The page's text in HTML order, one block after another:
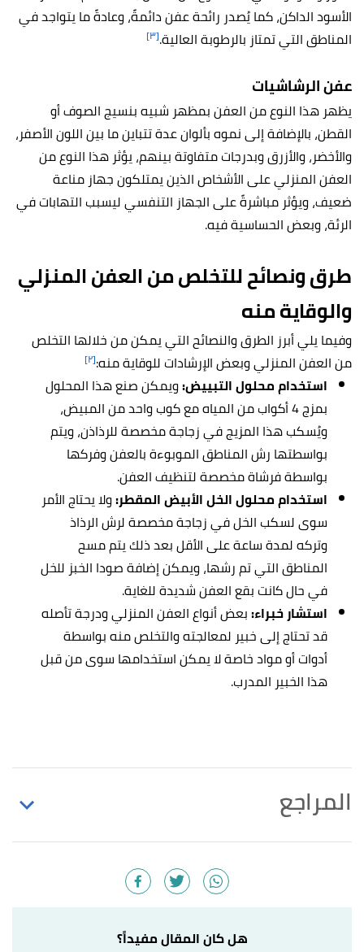
الأسود الداكن، كما يُصدر رائحة عفن دائمةً، وعادةً ما يتواجد في
المناطق التي تمتاز بالرطوبة العالية.[٣]
عفن الرشاشيات
يظهر هذا النوع من العفن بمظهر شبيه بنسيج الصوف أو
القطن، بالإضافة إلى نموه بألوان عدة تتباين ما بين اللون الأصفر،
والأخضر، والأزرق وبدرجات متفاوتة بينهم، يؤثر هذا النوع من
العفن المنزلي على الأشخاص الذين يمتلكون جهاز مناعة
ضعيف، ويؤثر مباشرةً على الجهاز التنفسي ليسبب التهابات في
الرئة، وبعض الحساسية فيه.
طرق ونصائح للتخلص من العفن المنزلي
والوقاية منه
وفيما يلي أبرز الطرق والنصائح التي يمكن من خلالها التخلص
من العفن المنزلي وبعض الإرشادات للوقاية منه:[٢]
استخداممحلول التبييض:ويمكن صنع هذا المحلول
بمزج 4 أكواب من المياه مع كوب واحد من المبيض،
ويُسكب هذا المزيج في زجاجة مخصصة للرذاذن، ويتم
بواسطتها رش المناطق الموبوءة بالعفن وفركها
بواسطة فرشاة مخصصة لتنظيف العفن.
استخداممحلول الخل الأبيض المقطر:ولا يحتاج الأمر
سوى لسكب الخل في زجاجة مخصصة لرش الرذاذ
وتركه لمدة ساعة على الأقل بعد ذلك يتم مسح
المناطق التي تم رشها، ويمكن إضافة صودا الخبز للخل
في حال كانتبقع العفنشديدة للغاية.
استشار خبراء:بعض أنواع العفن المنزلي ودرجة تأصله
قد تحتاج إلى خبير لمعالجته والتخلص منه بواسطة
أدوات أو مواد خاصة لا يمكن استخدامها سوى من قبل
هذا الخبير المدرب.
المراجع
HOUSE AND WHAT TO DO ABOUT IT"
Retrieved 22/9/2022. Edited.
"12 Common Types of Mold Found in the
هل كان المقال مفيداً؟